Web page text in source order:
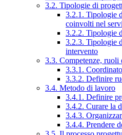
3.2. Tipologie di
3.2.1. Tipologie
coinvolti nel
3.2.2. Tipologie
3.2.3. Tipologie
intervento
3.3. Competenze,
3.3.1.
3.3.2. Definire
3.4. Metodo di lavoro
3.4.1. Definire
3.4.2. Curare la
3.4.3.
3.4.4. Prendere